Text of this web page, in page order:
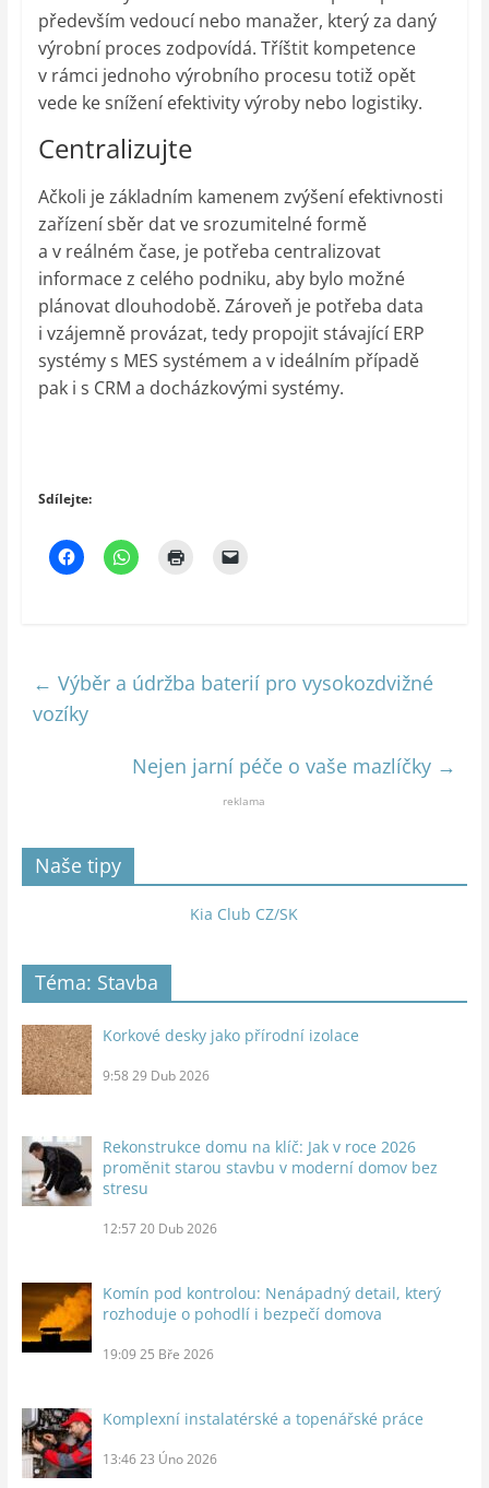
především vedoucí nebo manažer, který za daný
výrobní proces zodpovídá. Tříštit kompetence
v rámci jednoho výrobního procesu totiž opět
vede ke snížení efektivity výroby nebo logistiky.
Centralizujte
Ačkoli je základním kamenem zvýšení efektivnosti
zařízení sběr dat ve srozumitelné formě
a v reálném čase, je potřeba centralizovat
informace z celého podniku, aby bylo možné
plánovat dlouhodobě. Zároveň je potřeba data
i vzájemně provázat, tedy propojit stávající ERP
systémy s MES systémem a v ideálním případě
pak i s CRM a docházkovými systémy.
Sdílejte:
← Výběr a údržba baterií pro vysokozdvižné
vozíky
Nejen jarní péče o vaše mazlíčky →
reklama
Naše tipy
Kia Club CZ/SK
Téma: Stavba
Korkové desky jako přírodní izolace
9:58 29 Dub 2026
Rekonstrukce domu na klíč: Jak v roce 2026
proměnit starou stavbu v moderní domov bez
stresu
12:57 20 Dub 2026
Komín pod kontrolou: Nenápadný detail, který
rozhoduje o pohodlí i bezpečí domova
19:09 25 Bře 2026
Komplexní instalatérské a topenářské práce
13:46 23 Úno 2026